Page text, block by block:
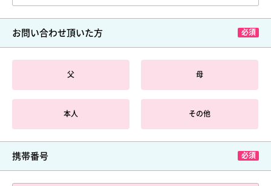
お問い合わせ頂いた方
父 母
本人 その他
携帯番号